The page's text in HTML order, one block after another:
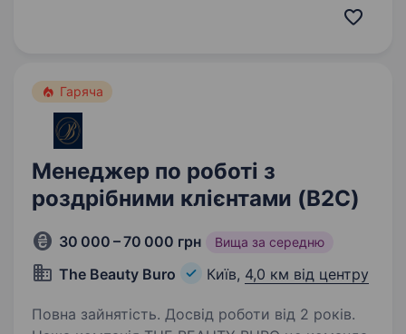
вперед — це твій шанс! Що ми пропонуємо:
Гаряча
Менеджер по роботі з
роздрібними клієнтами (B2C)
30 000 – 70 000 грн Вища за середню
The Beauty Buro Київ, 4,0 км від центру
Повна зайнятість. Досвід роботи від 2 років.